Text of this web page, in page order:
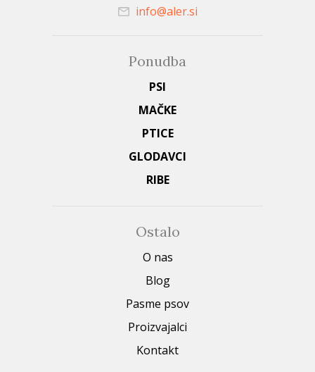
info@aler.si
Ponudba
PSI
MAČKE
PTICE
GLODAVCI
RIBE
Ostalo
O nas
Blog
Pasme psov
Proizvajalci
Kontakt